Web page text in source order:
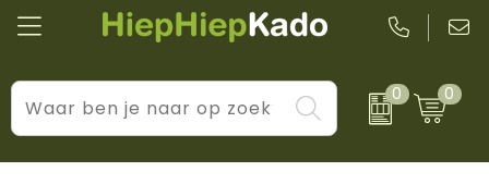
0 0
Kantoor & schrijfwaren
Levensstijl
BIC